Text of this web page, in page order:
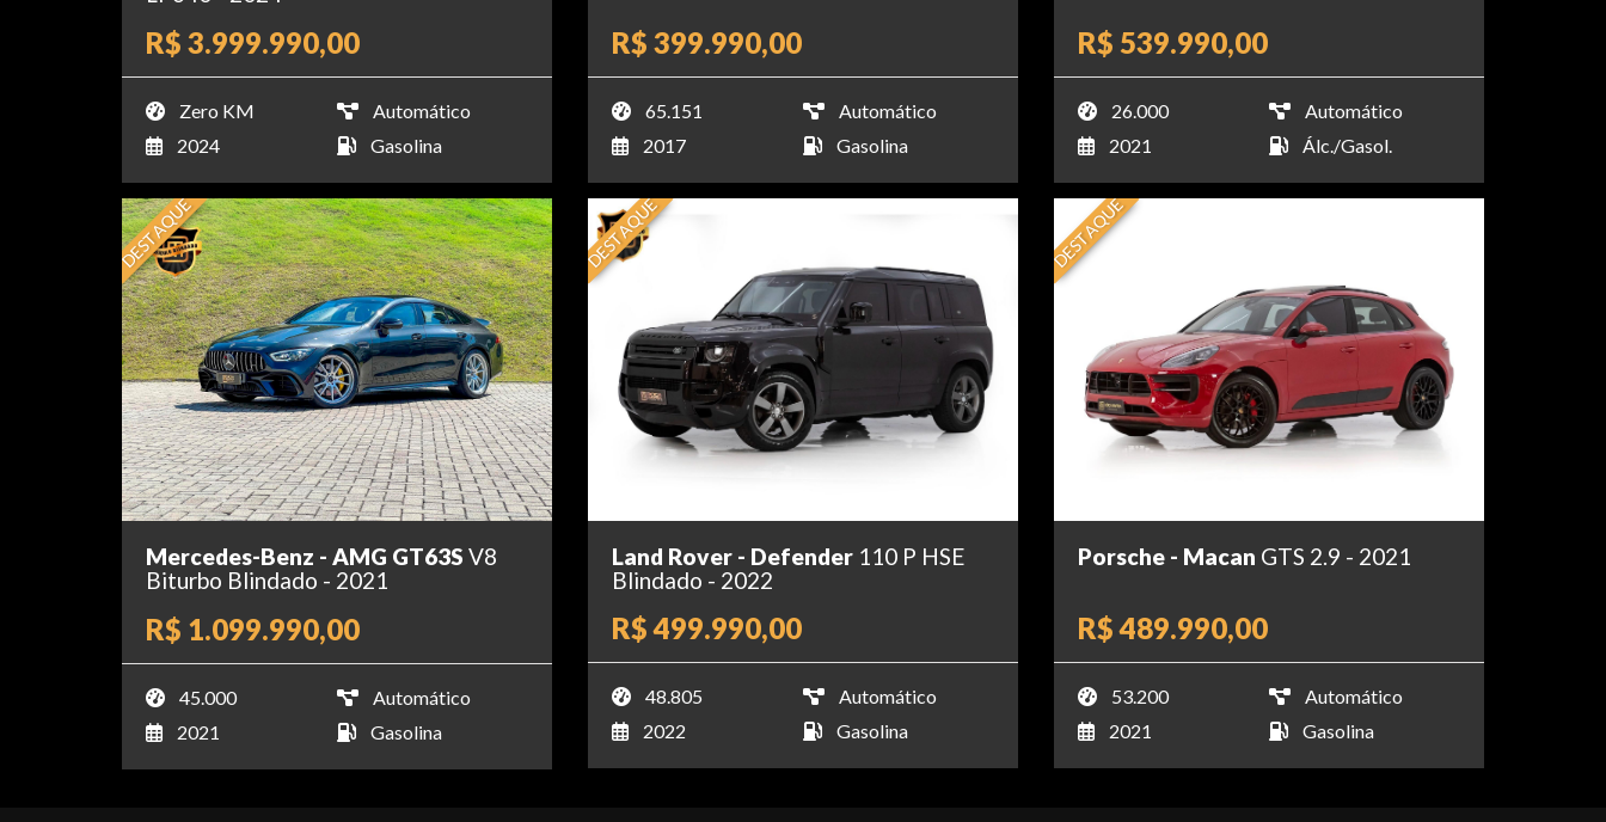
R$ 3.999.990,00
Zero KM
Automático
2024
Gasolina
R$ 399.990,00
65.151
Automático
2017
Gasolina
R$ 539.990,00
26.000
Automático
2021
Álc./Gasol.
DESTAQUE
Mercedes-Benz - AMG GT63S V8
Biturbo Blindado - 2021
R$ 1.099.990,00
45.000
Automático
2021
Gasolina
DESTAQUE
Land Rover - Defender 110 P HSE
Blindado - 2022
R$ 499.990,00
48.805
Automático
2022
Gasolina
DESTAQUE
Porsche - Macan GTS 2.9 - 2021
R$ 489.990,00
53.200
Automático
2021
Gasolina